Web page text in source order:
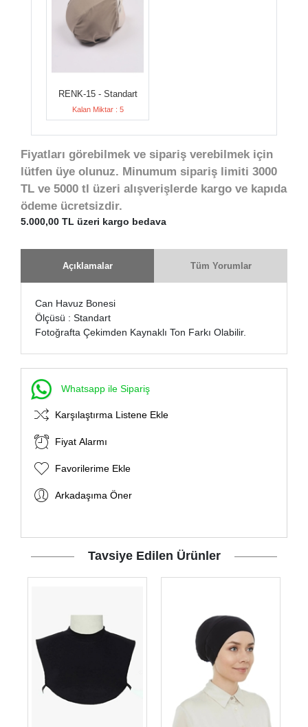
RENK-15 - Standart
Kalan Miktar : 5
Fiyatları görebilmek ve sipariş verebilmek için
lütfen üye olunuz. Minumum sipariş limiti 3000
TL ve 5000 tl üzeri alışverişlerde kargo ve kapıda
ödeme ücretsizdir.
5.000,00 TL üzeri kargo bedava
Açıklamalar Tüm Yorumlar
Can Havuz Bonesi
Ölçüsü : Standart
Fotoğrafta Çekimden Kaynaklı Ton Farkı Olabilir.
Whatsapp ile Sipariş
Karşılaştırma Listene Ekle
Fiyat Alarmı
Favorilerime Ekle
Arkadaşıma Öner
Tavsiye Edilen Ürünler